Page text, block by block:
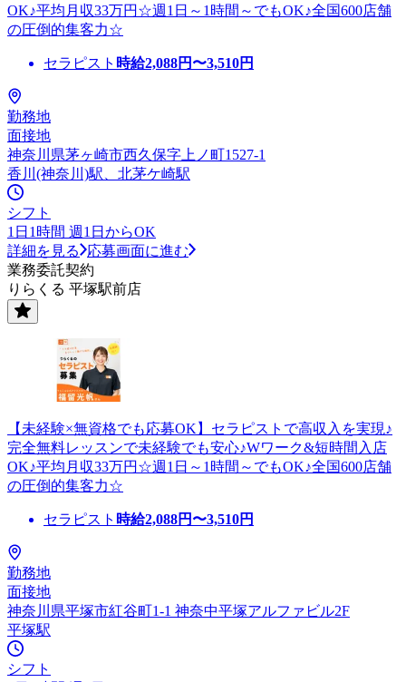
OK♪平均月収33万円☆週1日～1時間～でもOK♪全国600店舗
の圧倒的集客力☆
セラピスト 時給2,088円〜3,510円
勤務地
面接地
神奈川県茅ヶ崎市西久保字上ノ町1527-1
香川(神奈川)駅、北茅ケ崎駅
シフト
1日1時間 週1日からOK
詳細を見る
応募画面に進む
業務委託契約
りらくる 平塚駅前店
【未経験×無資格でも応募OK】セラピストで高収入を実現♪
完全無料レッスンで未経験でも安心♪Wワーク&短時間入店
OK♪平均月収33万円☆週1日～1時間～でもOK♪全国600店舗
の圧倒的集客力☆
セラピスト 時給2,088円〜3,510円
勤務地
面接地
神奈川県平塚市紅谷町1-1 神奈中平塚アルファビル2F
平塚駅
シフト